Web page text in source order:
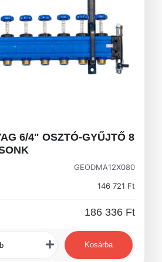
6/4" OSZTÓ-GYŰJTŐ 8
GEODMA12X080
146 721 Ft
186 336 Ft
Kosárba